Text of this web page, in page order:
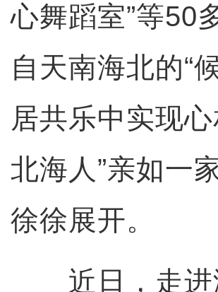
心舞蹈室”等50
自天南海北的“
居共乐中实现
北海人”亲如一
徐徐展开。
近日，走进